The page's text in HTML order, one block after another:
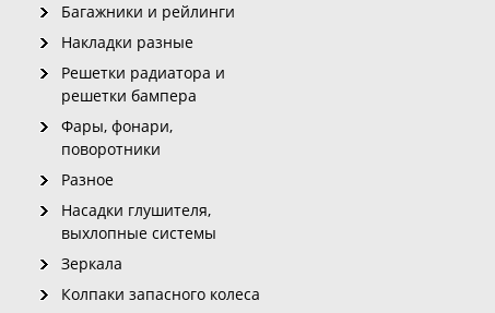
Багажники и рейлинги
Накладки разные
Решетки радиатора и
решетки бампера
Фары, фонари,
поворотники
Разное
Насадки глушителя,
выхлопные системы
Зеркала
Колпаки запасного колеса